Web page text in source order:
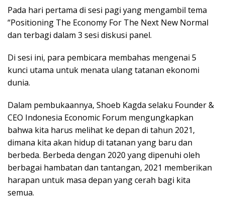
Pada hari pertama di sesi pagi yang mengambil tema
“Positioning The Economy For The Next New Normal
dan terbagi dalam 3 sesi diskusi panel.
Di sesi ini, para pembicara membahas mengenai 5
kunci utama untuk menata ulang tatanan ekonomi
dunia.
Dalam pembukaannya, Shoeb Kagda selaku Founder &
CEO Indonesia Economic Forum mengungkapkan
bahwa kita harus melihat ke depan di tahun 2021,
dimana kita akan hidup di tatanan yang baru dan
berbeda. Berbeda dengan 2020 yang dipenuhi oleh
berbagai hambatan dan tantangan, 2021 memberikan
harapan untuk masa depan yang cerah bagi kita
semua.